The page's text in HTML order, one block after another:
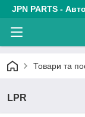
JPN PARTS -
Товари та
LPR